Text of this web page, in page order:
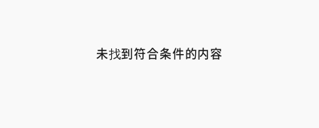
未找到符合条件的内容